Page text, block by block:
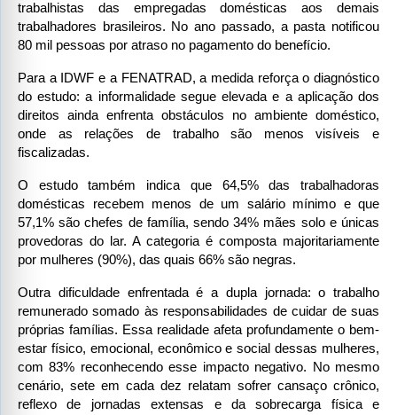
trabalhistas das empregadas domésticas aos demais
trabalhadores brasileiros. No ano passado, a pasta notificou
80 mil pessoas por atraso no pagamento do benefício.
Para a IDWF e a FENATRAD, a medida reforça o diagnóstico
do estudo: a informalidade segue elevada e a aplicação dos
direitos ainda enfrenta obstáculos no ambiente doméstico,
onde as relações de trabalho são menos visíveis e
fiscalizadas.
O estudo também indica que 64,5% das trabalhadoras
domésticas recebem menos de um salário mínimo e que
57,1% são chefes de família, sendo 34% mães solo e únicas
provedoras do lar. A categoria é composta majoritariamente
por mulheres (90%), das quais 66% são negras.
Outra dificuldade enfrentada é a dupla jornada: o trabalho
remunerado somado às responsabilidades de cuidar de suas
próprias famílias. Essa realidade afeta profundamente o bem-
estar físico, emocional, econômico e social dessas mulheres,
com 83% reconhecendo esse impacto negativo. No mesmo
cenário, sete em cada dez relatam sofrer cansaço crônico,
reflexo de jornadas extensas e da sobrecarga física e